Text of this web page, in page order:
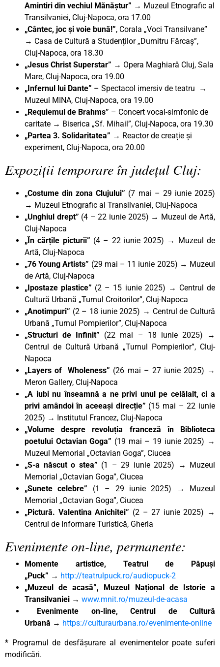
Amintiri din vechiul Mănăștur” → Muzeul Etnografic al
Transilvaniei, Cluj-Napoca, ora 17.00
„Cântec, joc și voie bună!”, Corala „Voci Transilvane”
→ Casa de Cultură a Studenților „Dumitru Fărcaș”,
Cluj-Napoca, ora 18.30
„Jesus Christ Superstar” → Opera Maghiară Cluj, Sala
Mare, Cluj-Napoca, ora 19.00
„Infernul lui Dante” – Spectacol imersiv de teatru →
Muzeul MINA, Cluj-Napoca, ora 19.00
„Requiemul de Brahms” – Concert vocal-simfonic de
caritate → Biserica „Sf. Mihail”, Cluj-Napoca, ora 19.30
„Partea 3. Solidaritatea” → Reactor de creație și
experiment, Cluj-Napoca, ora 20.00
Expoziții temporare în județul Cluj:
„Costume din zona Clujului” (7 mai – 29 iunie 2025)
→ Muzeul Etnografic al Transilvaniei, Cluj-Napoca
„Unghiul drept” (4 – 22 iunie 2025) → Muzeul de Artă,
Cluj-Napoca
„În cărțile picturii” (4 – 22 iunie 2025) → Muzeul de
Artă, Cluj-Napoca
„76 Young Artists” (29 mai – 11 iunie 2025) → Muzeul
de Artă, Cluj-Napoca
„Ipostaze plastice” (2 – 15 iunie 2025) → Centrul de
Cultură Urbană „Turnul Croitorilor”, Cluj-Napoca
„Anotimpuri” (2 – 18 iunie 2025) → Centrul de Cultură
Urbană „Turnul Pompierilor”, Cluj-Napoca
„Structuri de Infinit” (22 mai – 18 iunie 2025) →
Centrul de Cultură Urbană „Turnul Pompierilor”, Cluj-
Napoca
„Layers of Wholeness” (26 mai – 27 iunie 2025) →
Meron Gallery, Cluj-Napoca
„A iubi nu înseamnă a ne privi unul pe celălalt, ci a
privi amândoi în aceeași direcție” (15 mai – 22 iunie
2025) → Institutul Francez, Cluj-Napoca
„Volume despre revoluția franceză în Biblioteca
poetului Octavian Goga” (19 mai – 19 iunie 2025) →
Muzeul Memorial „Octavian Goga”, Ciucea
„S-a născut o stea” (1 – 29 iunie 2025) → Muzeul
Memorial „Octavian Goga”, Ciucea
„Sunete celebre” (1 – 29 iunie 2025) → Muzeul
Memorial „Octavian Goga”, Ciucea
„Pictură. Valentina Anichitei” (2 – 27 iunie 2025) →
Centrul de Informare Turistică, Gherla
Evenimente on-line, permanente:
Momente artistice, Teatrul de Păpuși
„Puck” → http://teatrulpuck.ro/audiopuck-2
„Muzeul de acasă”, Muzeul Național de Istorie a
Transilvaniei → www.mnit.ro/muzeul-de-acasa
Evenimente on-line, Centrul de Cultură
Urbană → https://culturaurbana.ro/evenimente-online
* Programul de desfășurare al evenimentelor poate suferi
modificări.